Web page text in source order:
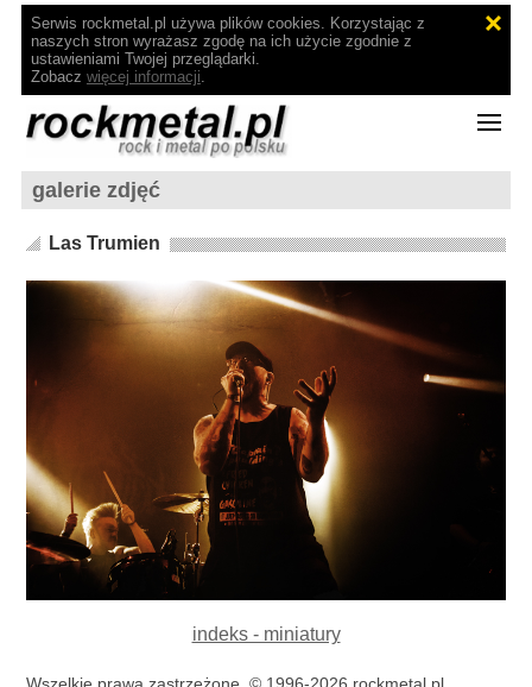
Serwis rockmetal.pl używa plików cookies. Korzystając z
naszych stron wyrażasz zgodę na ich użycie zgodnie z
ustawieniami Twojej przeglądarki.
Zobacz więcej informacji.
galerie zdjęć
Las Trumien
indeks - miniatury